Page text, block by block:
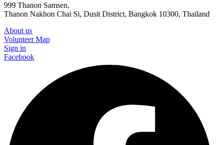
999 Thanon Samsen,
Thanon Nakhon Chai Si, Dusit District, Bangkok 10300, Thailand
About us
Volunteer Map
Sign in
Facebook